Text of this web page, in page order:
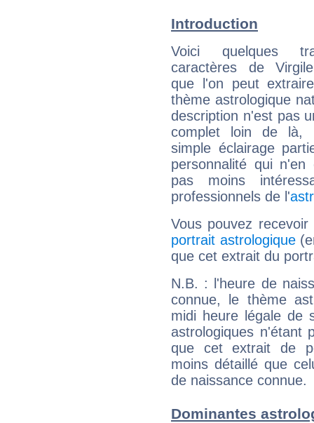
Introduction
Voici quelques
caractères de
que l'on peut
thème astrologique
description n'est pas
complet loin de là,
simple éclairage
personnalité qui n'en
pas moins
professionnels de l'
Vous pouvez
portrait astrologique
que cet extrait du
N.B. : l'heure de
connue, le thème
midi heure légale de
astrologiques n'étant
que cet extrait de
moins détaillé que
de naissance connue.
Dominantes